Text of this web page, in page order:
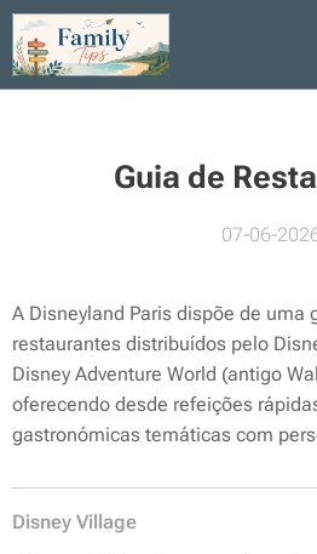
Guia de
07-06-
A Disneyland Paris dispõe de uma
restaurantes distribuídos pelo
Disney Adventure World (antigo
oferecendo desde refeições
gastronómicas temáticas com
Disney Village